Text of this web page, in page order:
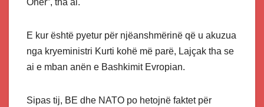
E kur është pyetur për njëanshmërinë që u akuzua
nga kryeministri Kurti kohë më parë, Lajçak tha se
ai e mban anën e Bashkimit Evropian.
Sipas tij, BE dhe NATO po hetojnë faktet për